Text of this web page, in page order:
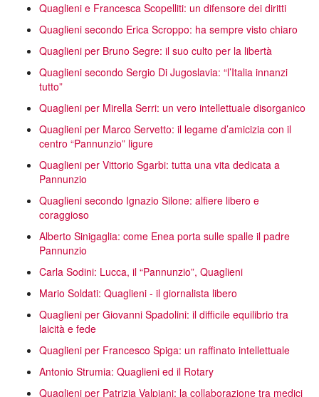
Quaglieni e Francesca Scopelliti: un difensore dei diritti
Quaglieni secondo Erica Scroppo: ha sempre visto chiaro
Quaglieni per Bruno Segre: il suo culto per la libertà
Quaglieni secondo Sergio Di Jugoslavia: “l’Italia innanzi
tutto”
Quaglieni per Mirella Serri: un vero intellettuale disorganico
Quaglieni per Marco Servetto: il legame d’amicizia con il
centro “Pannunzio” ligure
Quaglieni per Vittorio Sgarbi: tutta una vita dedicata a
Pannunzio
Quaglieni secondo Ignazio Silone: alfiere libero e
coraggioso
Alberto Sinigaglia: come Enea porta sulle spalle il padre
Pannunzio
Carla Sodini: Lucca, il “Pannunzio”, Quaglieni
Mario Soldati: Quaglieni - il giornalista libero
Quaglieni per Giovanni Spadolini: il difficile equilibrio tra
laicità e fede
Quaglieni per Francesco Spiga: un raffinato intellettuale
Antonio Strumia: Quaglieni ed il Rotary
Quaglieni per Patrizia Valpiani: la collaborazione tra medici